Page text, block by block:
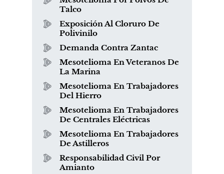
Talco
Exposición Al Cloruro De
Polivinilo
Demanda Contra Zantac
Mesotelioma En Veteranos De
La Marina
Mesotelioma En Trabajadores
Del Hierro
Mesotelioma En Trabajadores
De Centrales Eléctricas
Mesotelioma En Trabajadores
De Astilleros
Responsabilidad Civil Por
Amianto